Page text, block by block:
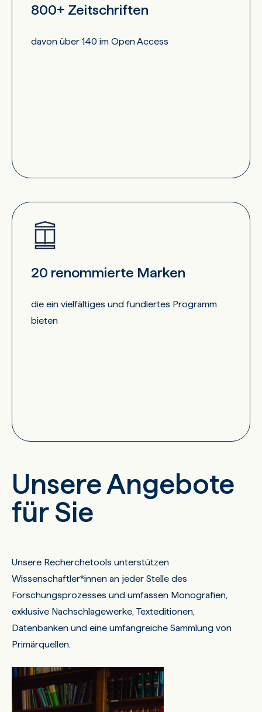
800+ Zeitschriften
davon über 140 im Open Access
20 renommierte Marken
die ein vielfältiges und fundiertes Programm
bieten
Unsere Angebote
für Sie
Unsere Recherchetools unterstützen
Wissenschaftler*innen an jeder Stelle des
Forschungsprozesses und umfassen Monografien,
exklusive Nachschlagewerke, Texteditionen,
Datenbanken und eine umfangreiche Sammlung von
Primärquellen.